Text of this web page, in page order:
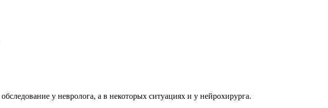
у невролога, а в некоторых ситуациях и у нейрохирурга.